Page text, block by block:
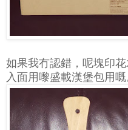
如果我冇認錯，呢塊印
入面用嚟盛載漢堡包用嘅